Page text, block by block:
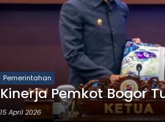
Pemerintahan
Kinerja Pemkot Bogor
15 April 2026